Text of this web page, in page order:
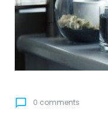
chat_bubble_outline 0 comments